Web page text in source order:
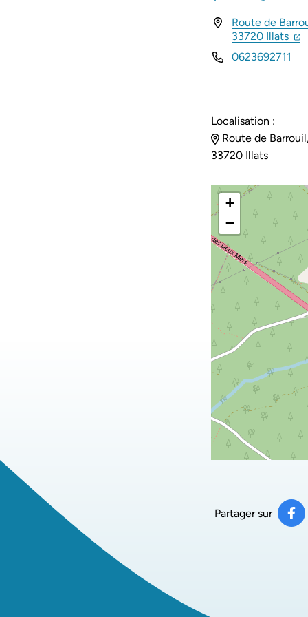
INFOS UTILES
Route de
33720 Illats
0623692711
Localisation :
Route de Barrouil,
33720 Illats
+
−
Partager sur